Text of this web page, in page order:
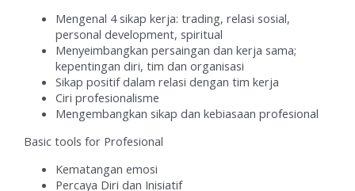
Mengenal 4 sikap kerja: trading, relasi sosial,
personal development, spiritual
Menyeimbangkan persaingan dan kerja sama;
kepentingan diri, tim dan organisasi
Sikap positif dalam relasi dengan tim kerja
Ciri profesionalisme
Mengembangkan sikap dan kebiasaan profesional
Basic tools for Profesional
Kematangan emosi
Percaya Diri dan Inisiatif